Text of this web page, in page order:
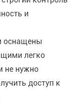
и
оснащены
легко
не нужно
доступ к